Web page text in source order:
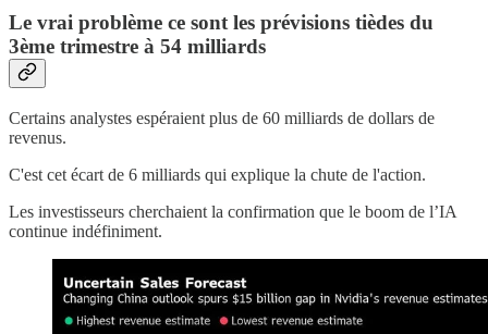
Le vrai problème ce sont les prévisions tièdes du
3ème trimestre à 54 milliards
Certains analystes espéraient plus de 60 milliards de dollars de
revenus.
C'est cet écart de 6 milliards qui explique la chute de l'action.
Les investisseurs cherchaient la confirmation que le boom de l’IA
continue indéfiniment.